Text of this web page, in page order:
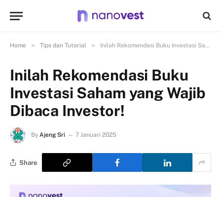
Home » Tips dan Tutorial » Inilah Rekomendasi Buku Investasi Saham yang Wajib Dibaca Investor!
Inilah Rekomendasi Buku
Investasi Saham yang Wajib
Dibaca Investor!
By Ajeng Sri 7 Januari 2025
Share